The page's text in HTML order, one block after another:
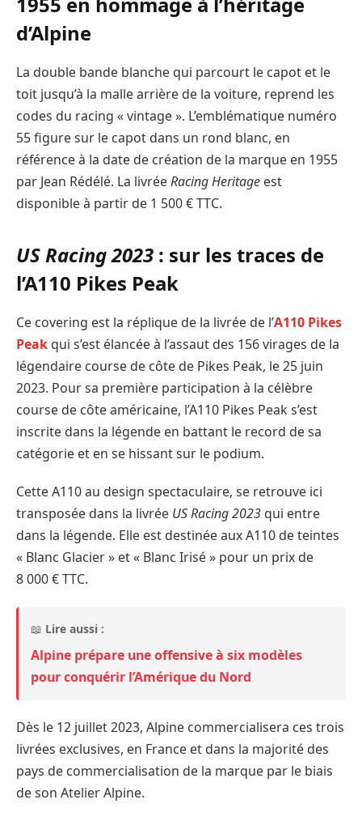
d’Alpine
La double bande blanche qui parcourt le capot et le
toit jusqu’à la malle arrière de la voiture, reprend les
codes du racing « vintage ». L’emblématique numéro
55 figure sur le capot dans un rond blanc, en
référence à la date de création de la marque en 1955
par Jean Rédélé. La livréeRacing Heritage est
disponible à partir de 1 500 € TTC.
US Racing 2023 : sur les traces de
l’A110 Pikes Peak
Ce covering est la réplique de la livrée de l’A110 Pikes
Peak qui s’est élancée à l’assaut des 156 virages de la
légendaire course de côte de Pikes Peak, le 25 juin
2023. Pour sa première participation à la célèbre
course de côte américaine, l’A110 Pikes Peak s’est
inscrite dans la légende en battant le record de sa
catégorie et en se hissant sur le podium.
Cette A110 au design spectaculaire, se retrouve ici
transposée dans la livrée US Racing 2023 qui entre
dans la légende. Elle est destinée aux A110 de teintes
« Blanc Glacier » et « Blanc Irisé » pour un prix de
8 000 € TTC.
📖 Lire aussi :
Alpine prépare une offensive à six modèles
pour conquérir l’Amérique du Nord
Dès le 12 juillet 2023, Alpine commercialisera ces trois
livrées exclusives, en France et dans la majorité des
pays de commercialisation de la marque par le biais
de son Atelier Alpine.